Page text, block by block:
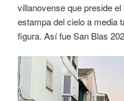
villanovense que preside
estampa del cielo a media
figura. Así fue San Blas